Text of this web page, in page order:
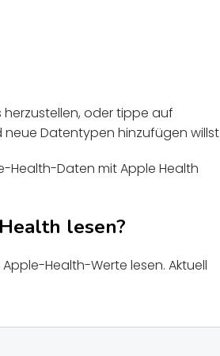
oder tippe auf
Datentypen hinzufügen willst
Health-Daten mit Apple Health
lesen?
Health-Werte lesen. Aktuell